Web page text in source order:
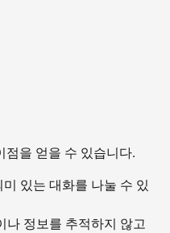
을 얻을 수 있습니다.
있는 대화를 나눌 수 있
나 정보를 추적하지 않고